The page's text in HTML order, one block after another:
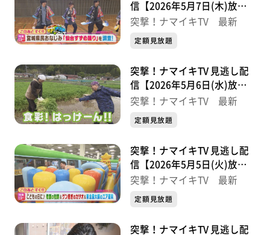
信【2026年5月7日(木)放送
分】
突撃！ナマイキTV 最新
定額見放題
突撃！ナマイキTV 見逃し配
信【2026年5月6日(水)放送
分】
突撃！ナマイキTV 最新
定額見放題
突撃！ナマイキTV 見逃し配
信【2026年5月5日(火)放送
分】
突撃！ナマイキTV 最新
定額見放題
突撃！ナマイキTV 見逃し配